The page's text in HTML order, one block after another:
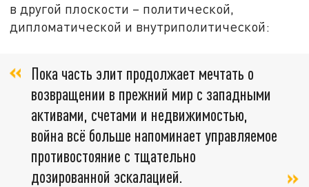
в другой плоскости – политической,
дипломатической и внутриполитической:
Пока часть элит продолжает мечтать о
возвращении в прежний мир с западными
активами, счетами и недвижимостью,
война всё больше напоминает управляемое
противостояние с тщательно
дозированной эскалацией.